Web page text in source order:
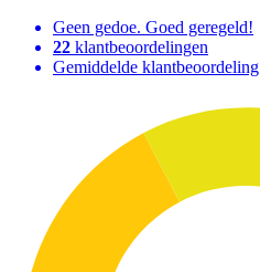
Geen gedoe. Goed geregeld!
22 klantbeoordelingen
Gemiddelde klantbeoordeling